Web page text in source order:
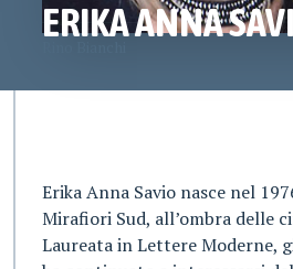
ERIKA ANNA
Erika Anna Savio nasce nel
Mirafiori Sud, all’ombra delle
Laureata in Lettere Moderne,